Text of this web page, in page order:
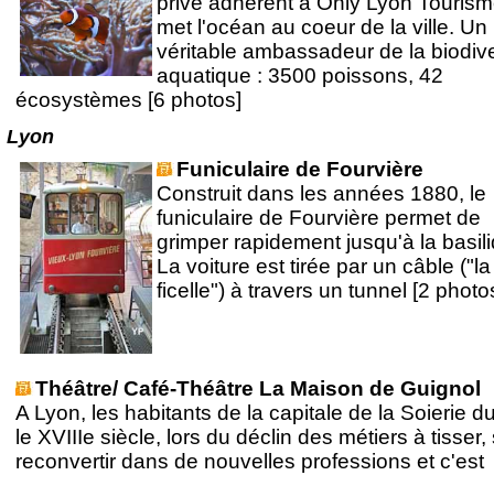
met l'océan au coeur de la ville. Un
véritable ambassadeur de la
aquatique : 3500 poissons, 42
écosystèmes [6 photos]
Lyon
Funiculaire de Fourvière
Construit dans les années 1880, le
funiculaire de Fourvière permet de
grimper rapidement jusqu'à la
La voiture est tirée par un câble ("la
ficelle") à travers un tunnel [2
Théâtre/ Café-Théâtre La Maison de Guignol
A Lyon, les habitants de la capitale de la Soierie
le XVIIIe siècle, lors du déclin des métiers à tisser,
reconvertir dans de nouvelles professions et c'est